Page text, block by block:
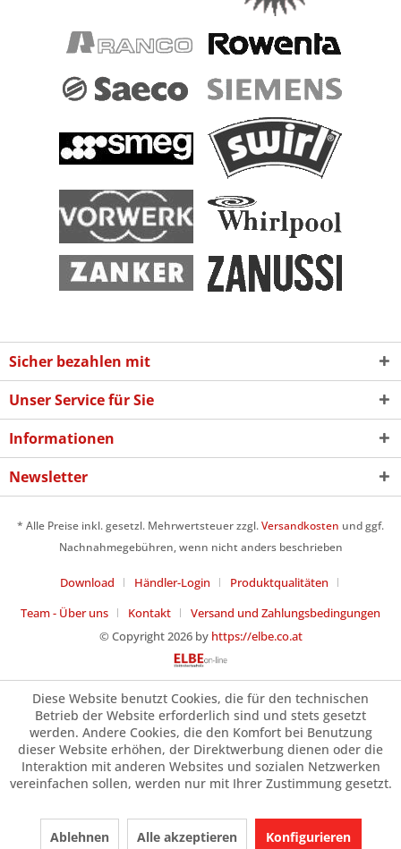
Sicher bezahlen mit
Unser Service für Sie
Informationen
Newsletter
* Alle Preise inkl. gesetzl. Mehrwertsteuer zzgl.Versandkosten und ggf.
Nachnahmegebühren, wenn nicht anders beschrieben
Download Händler-Login
Produktqualitäten
Team - Über uns
Kontakt
Versand und Zahlungsbedingungen
© Copyright 2026 by https://elbe.co.at
Diese Website benutzt Cookies, die für den technischen
Betrieb der Website erforderlich sind und stets gesetzt
werden. Andere Cookies, die den Komfort bei Benutzung
dieser Website erhöhen, der Direktwerbung dienen oder die
Interaktion mit anderen Websites und sozialen Netzwerken
vereinfachen sollen, werden nur mit Ihrer Zustimmung gesetzt.
Ablehnen Alle akzeptieren Konfigurieren